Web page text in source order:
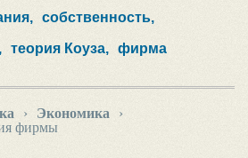
собственность,
теория Коуза, фирма
› Экономика
›
фирмы